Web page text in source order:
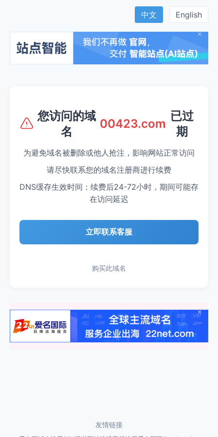
中文
English
×
您访问的域
名
00423.com
已过
期
为避免域名被删除或他人抢注，影响网站正常访问
请尽快联系您的域名注册商进行续费
DNS缓存生效时间：续费后24-72小时，期间可能存
在访问延迟
立即联系客服
购买此域名
×
友情链接